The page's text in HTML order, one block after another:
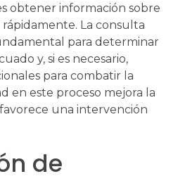
obtener información sobre
La consulta
para determinar
y, si es necesario,
para combatir la
en este proceso mejora la
una intervención
de